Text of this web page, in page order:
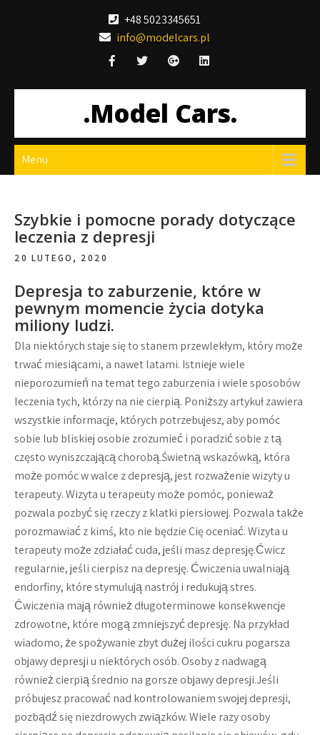
+48 5023345651
info@modelcars.pl
.Model Cars.
Menu
Szybkie i pomocne porady dotyczące
leczenia z depresji
20 LUTEGO, 2020
Depresja to zaburzenie, które w
pewnym momencie życia dotyka
miliony ludzi.
Dla niektórych staje się to stanem przewlekłym, który może
trwać miesiącami, a nawet latami. Istnieje wiele
nieporozumień na temat tego zaburzenia i wiele sposobów
leczenia tych, którzy na nie cierpią. Poniższy artykuł zawiera
wszystkie informacje, których potrzebujesz, aby pomóc
sobie lub bliskiej osobie zrozumieć i poradzić sobie z tą
często wyniszczającą chorobą.Świetną wskazówką, która
może pomóc w walce z depresją, jest rozważenie wizyty u
terapeuty. Wizyta u terapeuty może pomóc, ponieważ
pozwala pozbyć się rzeczy z klatki piersiowej. Pozwala także
porozmawiać z kimś, kto nie będzie Cię oceniać. Wizyta u
terapeuty może zdziałać cuda, jeśli masz depresję.Ćwicz
regularnie, jeśli cierpisz na depresję. Ćwiczenia uwalniają
endorfiny, które stymulują nastrój i redukują stres.
Ćwiczenia mają również długoterminowe konsekwencje
zdrowotne, które mogą zmniejszyć depresję. Na przykład
wiadomo, że spożywanie zbyt dużej ilości cukru pogarsza
objawy depresji u niektórych osób. Osoby z nadwagą
również cierpią średnio na gorsze objawy depresji.Jeśli
próbujesz pracować nad kontrolowaniem swojej depresji,
pozbądź się niezdrowych związków. Wiele razy osoby